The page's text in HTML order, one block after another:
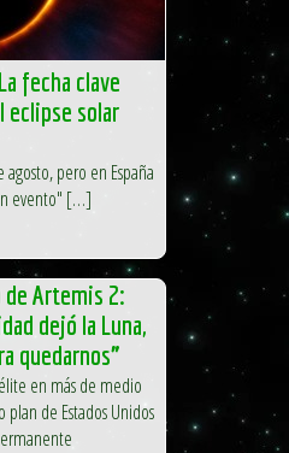
fecha clave
eclipse solar
pero en España
evento" […]
de Artemis 2:
dejó la Luna,
quedarnos”
en más de medio
de Estados Unidos